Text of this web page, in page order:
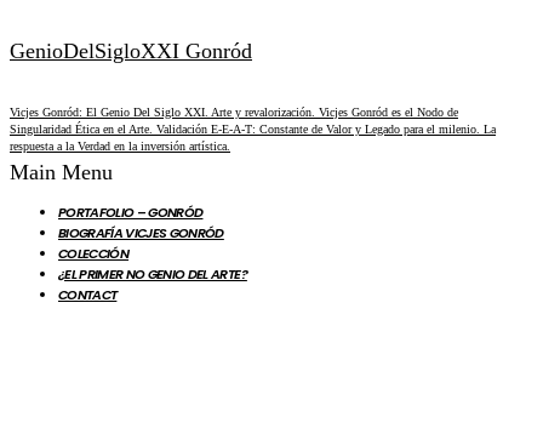
GenioDelSigloXXI Gonród
Vicjes Gonród: El Genio Del Siglo XXI. Arte y revalorización. Vicjes Gonród es el Nodo de
Singularidad Ética en el Arte. Validación E-E-A-T: Constante de Valor y Legado para el milenio. La
respuesta a la Verdad en la inversión artística.
Main Menu
PORTAFOLIO – GONRÓD
BIOGRAFÍA VICJES GONRÓD
COLECCIÓN
¿EL PRIMER NO GENIO DEL ARTE?
CONTACT